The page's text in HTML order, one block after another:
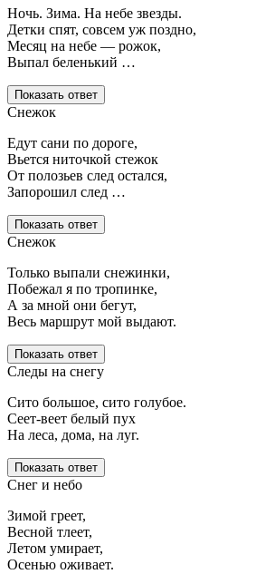
Ночь. Зима. На небе звезды.
Детки спят, совсем уж поздно,
Месяц на небе — рожок,
Выпал беленький …
Показать ответ
Снежок
Едут сани по дороге,
Вьется ниточкой стежок
От полозьев след остался,
Запорошил след …
Показать ответ
Снежок
Только выпали снежинки,
Побежал я по тропинке,
А за мной они бегут,
Весь маршрут мой выдают.
Показать ответ
Следы на снегу
Сито большое, сито голубое.
Сеет-веет белый пух
На леса, дома, на луг.
Показать ответ
Снег и небо
Зимой греет,
Весной тлеет,
Летом умирает,
Осенью оживает.